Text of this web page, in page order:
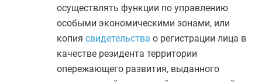
осуществлять функции по управлению
особыми экономическими зонами, или
копия свидетельства о регистрации лица в
качестве резидента территории
опережающего развития, выданного